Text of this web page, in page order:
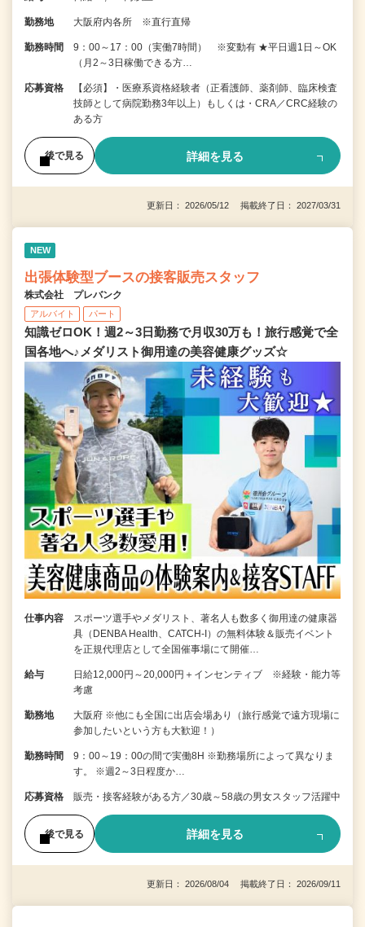
勤務地 大阪府内各所 ※直行直帰
勤務時間
9：00～17：00（実働7時間） ※変動有 ★平日週1日～OK
（月2～3日稼働できる方…
応募資格
【必須】・医療系資格経験者（正看護師、薬剤師、臨床検査
技師として病院勤務3年以上）もしくは・CRA／CRC経験の
ある方
後で見る 詳細を見る
更新日： 2026/05/12 掲載終了日： 2027/03/31
NEW
出張体験型ブースの接客販売スタッフ
株式会社 プレバンク
アルバイト パート
知識ゼロOK！週2～3日勤務で月収30万も！旅行感覚で全
国各地へ♪メダリスト御用達の美容健康グッズ☆
仕事内容
スポーツ選手やメダリスト、著名人も数多く御用達の健康器
具（DENBA Health、CATCH-I）の無料体験＆販売イベント
を正規代理店として全国催事場にて開催…
給与
日給12,000円～20,000円＋インセンティブ ※経験・能力等
考慮
勤務地
大阪府 ※他にも全国に出店会場あり（旅行感覚で遠方現場に
参加したいという方も大歓迎！）
勤務時間
9：00～19：00の間で実働8H ※勤務場所によって異なりま
す。 ※週2～3日程度か…
応募資格 販売・接客経験がある方／30歳～58歳の男女スタッフ活躍中
後で見る 詳細を見る
更新日： 2026/08/04 掲載終了日： 2026/09/11